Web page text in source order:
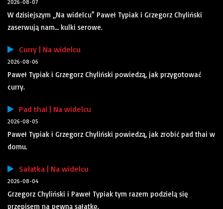
2026-08-07
W dzisiejszym „Na widelcu” Paweł Typiak i Grzegorz Chyliński
zaserwują nam… kulki serowe.
Curry | Na widelcu
2026-08-06
Paweł Typiak i Grzegorz Chyliński powiedzą, jak przygotować
curry.
Pad thai | Na widelcu
2026-08-05
Paweł Typiak i Grzegorz Chyliński powiedzą, jak zrobić pad thai w
domu.
Sałatka | Na widelcu
2026-08-04
Grzegorz Chyliński i Paweł Typiak tym razem podzielą się
przepisem na pewną sałatkę.